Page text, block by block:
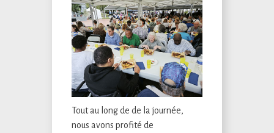
Tout au long de de la journée,
nous avons profité de